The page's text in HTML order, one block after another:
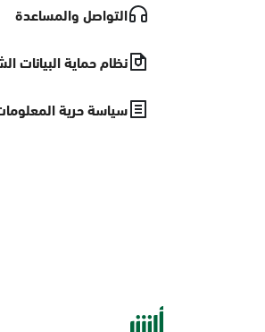
التواصل والمساعدة
نظام حماية البيانات
سياسة حرية